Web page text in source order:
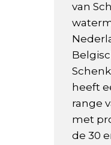
van
heeft
range
met
de 30